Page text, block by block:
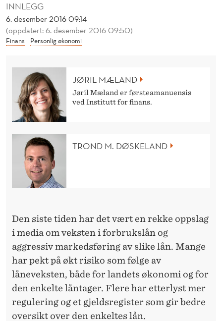
D
R
Y
INNLEGG
6. desember 2016 09:14
(oppdatert: 6. desember 2016 09:50)
Finans Personlig økonomi
JØRIL MÆLAND
Jøril Mæland er førsteamanuensis
ved Institutt for finans.
TROND M. DØSKELAND
Den siste tiden har det vært en rekke oppslag
i media om veksten i forbrukslån og
aggressiv markedsføring av slike lån. Mange
har pekt på økt risiko som følge av
låneveksten, både for landets økonomi og for
den enkelte låntager. Flere har etterlyst mer
regulering og et gjeldsregister som gir bedre
oversikt over den enkeltes lån.